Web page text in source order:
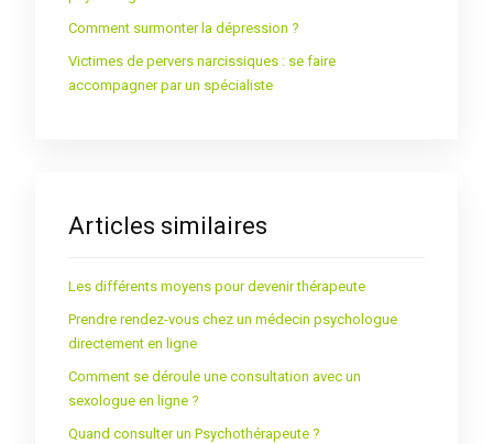
Comment surmonter la dépression ?
Victimes de pervers narcissiques : se faire
accompagner par un spécialiste
Articles similaires
Les différents moyens pour devenir thérapeute
Prendre rendez-vous chez un médecin psychologue
directement en ligne
Comment se déroule une consultation avec un
sexologue en ligne ?
Quand consulter un Psychothérapeute ?